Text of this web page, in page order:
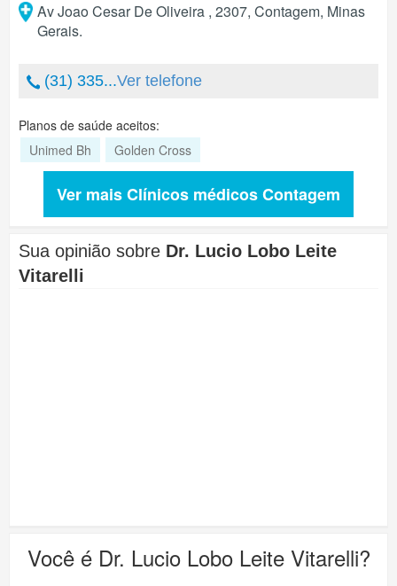
Av Joao Cesar De Oliveira , 2307, Contagem, Minas
Gerais.
(31) 335...Ver telefone
Planos de saúde aceitos:
Unimed Bh
Golden Cross
Ver mais Clínicos médicos Contagem
Sua opinião sobre Dr. Lucio Lobo Leite
Vitarelli
Você é Dr. Lucio Lobo Leite Vitarelli?